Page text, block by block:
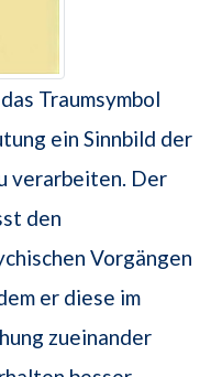
Traumsymbol
ein Sinnbild der
verarbeiten. Der
den
Vorgängen
er diese im
zueinander